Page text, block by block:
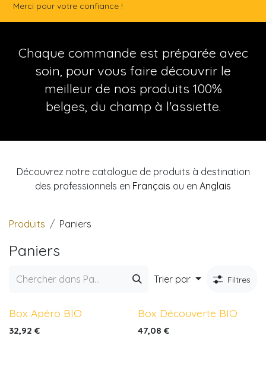
Merci pour votre confiance !
Chaque commande est préparée avec
soin, pour vous faire découvrir le
meilleur de nos produits 100%
belges, du champ à l'assiette.
Découvrez notre catalogue de produits à destination
des professionnels en ​Français ou en Anglais
Produits Paniers
Paniers
Trier par Filtres
Box Apéro BIO
32,92 €
Box Découverte BIO
47,08 €